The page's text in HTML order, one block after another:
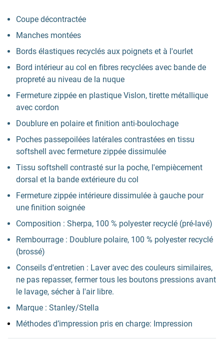
Coupe décontractée
Manches montées
Bords élastiques recyclés aux poignets et à l'ourlet
Bord intérieur au col en fibres recyclées avec bande de
propreté au niveau de la nuque
Fermeture zippée en plastique Vislon, tirette métallique
avec cordon
Doublure en polaire et finition anti-boulochage
Poches passepoilées latérales contrastées en tissu
softshell avec fermeture zippée dissimulée
Tissu softshell contrasté sur la poche, l'empiècement
dorsal et la bande extérieure du col
Fermeture zippée intérieure dissimulée à gauche pour
une finition soignée
Composition : Sherpa, 100 % polyester recyclé (pré-lavé)
Rembourrage : Doublure polaire, 100 % polyester recyclé
(brossé)
Conseils d'entretien : Laver avec des couleurs similaires,
ne pas repasser, fermer tous les boutons pressions avant
le lavage, sécher à l'air libre.
Marque : Stanley/Stella
Méthodes d’impression pris en charge: Impression